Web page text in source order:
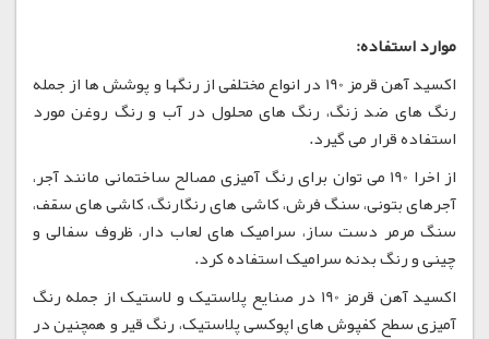
موارد استفاده:
اکسید آهن قرمز 190 در انواع مختلفی از رنگها و پوشش ها از جمله
رنگ های ضد زنگ، رنگ های محلول در آب و رنگ روغن مورد
استفاده قرار می گیرد.
از اخرا 190 می توان برای رنگ آمیزی مصالح ساختمانی مانند آجر،
آجرهای بتونی، سنگ فرش، کاشی های رنگارنگ، کاشی های سقف،
سنگ مرمر دست ساز، سرامیک های لعاب دار، ظروف سفالی و
چینی و رنگ بدنه سرامیک استفاده کرد.
اکسید آهن قرمز 190 در صنایع پلاستیک و لاستیک از جمله رنگ
آمیزی سطح کفپوش های اپوکسی پلاستیک، رنگ قیر و همچنین در